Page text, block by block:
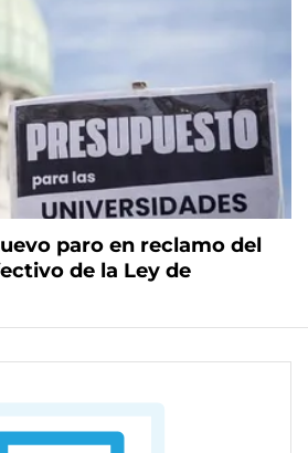
paro en reclamo del
de la Ley de